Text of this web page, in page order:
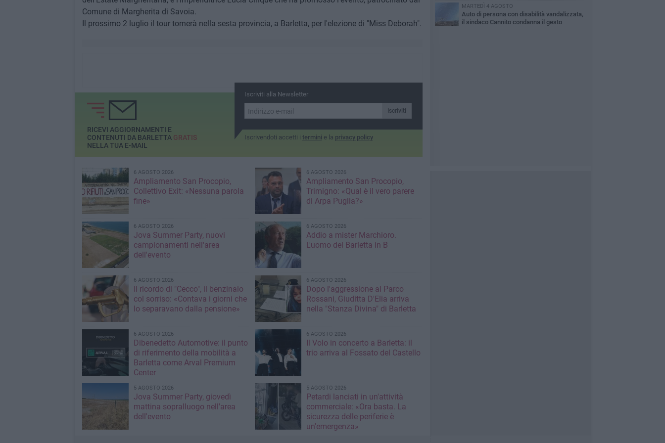
Comune di Margherita di Savoia.
Il prossimo 2 luglio il tour tornerà nella sesta provincia, a Barletta, per l'elezione di "Miss Deborah".
Iscriviti alla Newsletter
Iscriviti
Iscrivendoti accetti i termini e la privacy policy
RICEVI AGGIORNAMENTI E
CONTENUTI DA BARLETTA GRATIS
NELLA TUA E-MAIL
6 AGOSTO 2026
Ampliamento San Procopio,
Collettivo Exit: «Nessuna parola
fine»
6 AGOSTO 2026
Ampliamento San Procopio,
Trimigno: «Qual è il vero parere
di Arpa Puglia?»
6 AGOSTO 2026
Jova Summer Party, nuovi
campionamenti nell'area
dell'evento
6 AGOSTO 2026
Addio a mister Marchioro.
L'uomo del Barletta in B
6 AGOSTO 2026
Il ricordo di "Cecco", il benzinaio
col sorriso: «Contava i giorni che
lo separavano dalla pensione»
6 AGOSTO 2026
Dopo l'aggressione al Parco
Rossani, Giuditta D'Elia arriva
nella "Stanza Divina" di Barletta
6 AGOSTO 2026
Dibenedetto Automotive: il punto
di riferimento della mobilità a
Barletta come Arval Premium
Center
6 AGOSTO 2026
Il Volo in concerto a Barletta: il
trio arriva al Fossato del Castello
5 AGOSTO 2026
Jova Summer Party, giovedì
mattina sopralluogo nell'area
dell'evento
5 AGOSTO 2026
Petardi lanciati in un'attività
commerciale: «Ora basta. La
sicurezza delle periferie è
un'emergenza»
MARTEDÌ 4 AGOSTO
Auto di persona con disabilità vandalizzata,
il sindaco Cannito condanna il gesto